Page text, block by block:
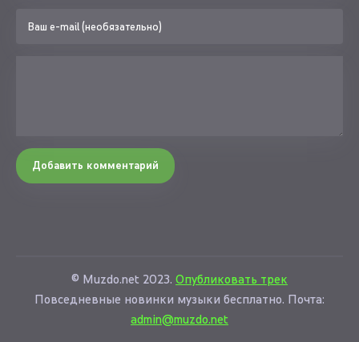
Добавить комментарий
© Muzdo.net 2023. Опубликовать трек
Повседневные новинки музыки бесплатно. Почта:
admin@muzdo.net